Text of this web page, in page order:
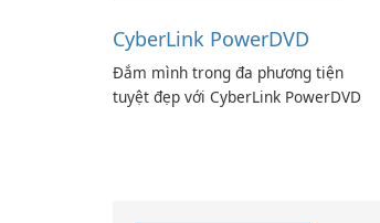
CyberLink PowerDVD
Đắm mình trong đa phương tiện
tuyệt đẹp với CyberLink PowerDVD